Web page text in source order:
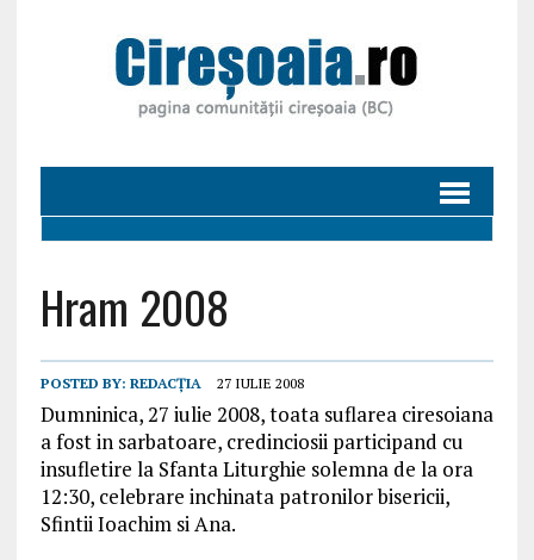
Hram 2008
POSTED BY: REDACȚIA 27 IULIE 2008
Dumninica, 27 iulie 2008, toata suflarea ciresoiana
a fost in sarbatoare, credinciosii participand cu
insufletire la Sfanta Liturghie solemna de la ora
12:30, celebrare inchinata patronilor bisericii,
Sfintii Ioachim si Ana.